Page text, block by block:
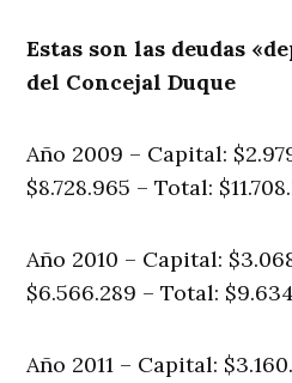
Estas son las deudas
del Concejal Duque
Año 2009 – Capital:
$8.728.965 – Total:
Año 2010 – Capital:
$6.566.289 – Total:
Año 2011 – Capital: